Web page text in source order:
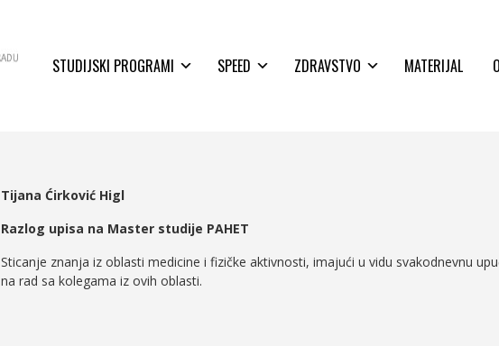
STUDIJSKI PROGRAMI SPEED ZDRAVSTVO MATERIJAL
Tijana Ćirković Higl
Razlog upisa na Master studije PAHET
Sticanje znanja iz oblasti medicine i fizičke aktivnosti, imajući u vidu svakodnevnu
na rad sa kolegama iz ovih oblasti.